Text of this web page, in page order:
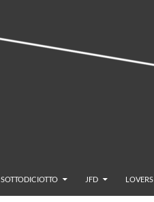
SOTTODICIOTTO JFD LOVERS